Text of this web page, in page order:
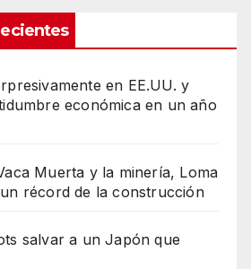
en EE.UU. y
económica en un año
Muerta y la minería, Loma
récord de la construcción
salvar a un Japón que